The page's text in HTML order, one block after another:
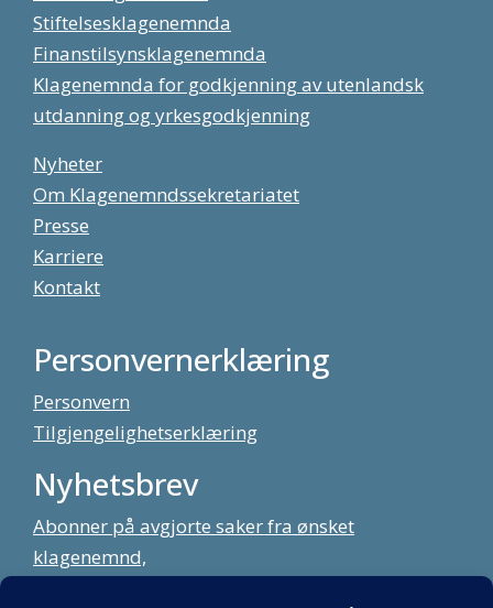
Stiftelsesklagenemnda
Finanstilsynsklagenemnda
Klagenemnda for godkjenning av utenlandsk
utdanning og yrkesgodkjenning
Nyheter
Om Klagenemndssekretariatet
Presse
Karriere
Kontakt
Personvernerklæring
Personvern
Tilgjengelighetserklæring
Nyhetsbrev
Abonner på avgjorte saker fra ønsket
klagenemnd,